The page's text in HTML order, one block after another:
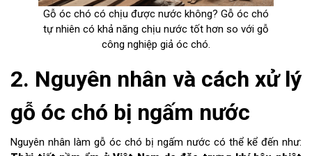
Gỗ óc chó có chịu được nước không? Gỗ óc chó
tự nhiên có khả năng chịu nước tốt hơn so với gỗ
công nghiệp giả óc chó.
2. Nguyên nhân và cách xử lý
gỗ óc chó bị ngấm nước
Nguyên nhân làm gỗ óc chó bị ngấm nước có thể kể đến như: